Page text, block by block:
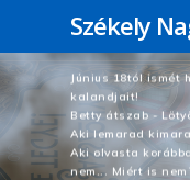
Üss egy
meg az
Székely
Betty visszatér és
Június 18tól ismét
kalandjait!
Betty átszab -
Aki lemarad
Aki olvasta
nem... Miért is